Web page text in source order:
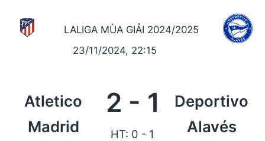
LALIGA MÙA GIẢI 2024/2025
23/11/2024, 22:15
Atletico
Madrid
2 - 1
Deportivo
Alavés
HT: 0 - 1